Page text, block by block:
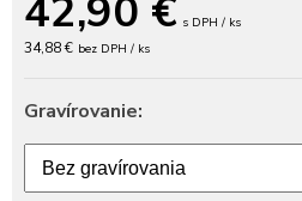
42,90 € s DPH / ks
34,88 € bez DPH / ks
Gravírovanie: